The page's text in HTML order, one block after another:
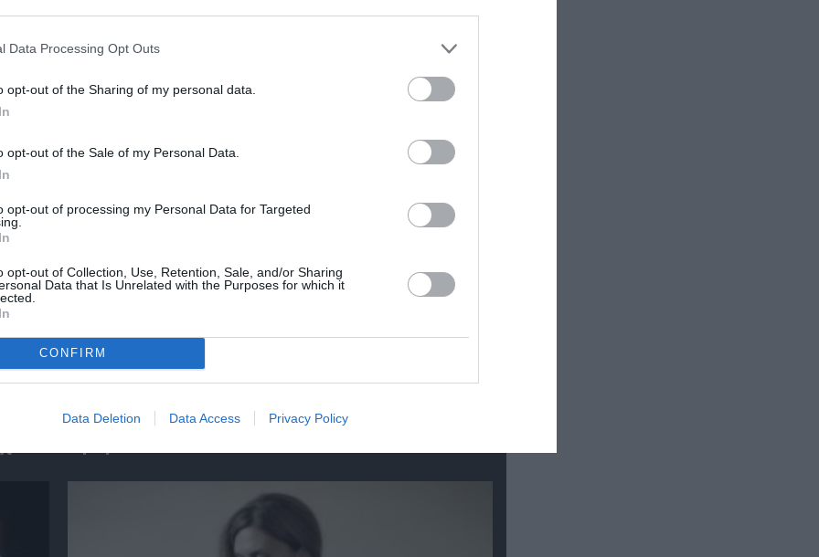
Data Processing Opt Outs
opt-out of the Sharing of my personal data.
opt-out of the Sale of my Personal Data.
opt-out of processing my Personal Data for Targeted
opt-out of Collection, Use, Retention, Sale, and/or Sharing
Data that Is Unrelated with the Purposes for which it
CONFIRM
Data Deletion Data Access Privacy Policy
στοCulturenow.gr
Δες εδώ! ❯
ΠΑΡΑΣΤΑΣΕΙΣ 2021 - 2022
και τον Πολιτισμό!
το Culturenow.gr